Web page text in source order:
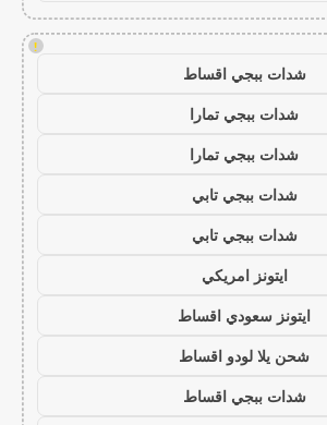
!
شدات ببجي اقساط
شدات ببجي تمارا
شدات ببجي تمارا
شدات ببجي تابي
شدات ببجي تابي
ايتونز امريكي
ايتونز سعودي اقساط
شحن يلا لودو اقساط
شدات ببجي اقساط